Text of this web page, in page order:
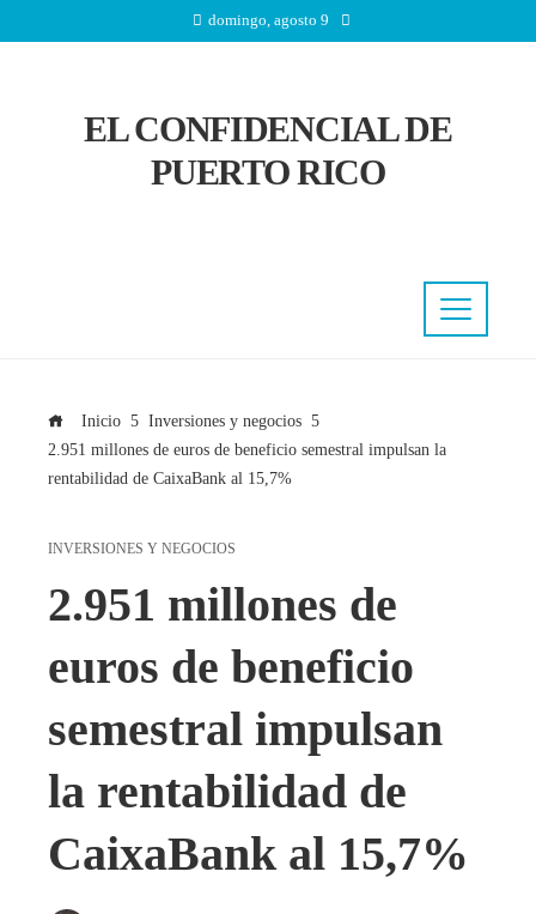
domingo, agosto 9
EL CONFIDENCIAL DE
PUERTO RICO
Inicio
Inversiones y negocios
2.951 millones de euros de beneficio semestral impulsan la
rentabilidad de CaixaBank al 15,7%
INVERSIONES Y NEGOCIOS
2.951 millones de
euros de beneficio
semestral impulsan
la rentabilidad de
CaixaBank al 15,7%